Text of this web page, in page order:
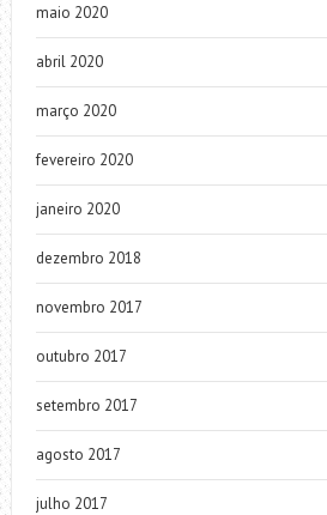
maio 2020
abril 2020
março 2020
fevereiro 2020
janeiro 2020
dezembro 2018
novembro 2017
outubro 2017
setembro 2017
agosto 2017
julho 2017